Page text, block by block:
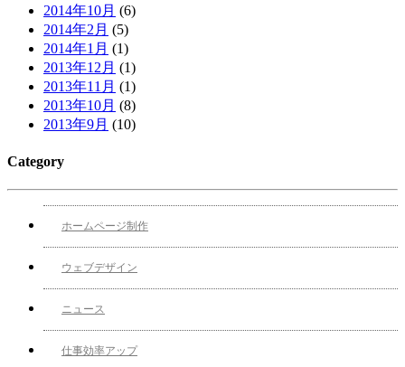
2014年10月 (6)
2014年2月 (5)
2014年1月 (1)
2013年12月 (1)
2013年11月 (1)
2013年10月 (8)
2013年9月 (10)
Category
ホームページ制作
ウェブデザイン
ニュース
仕事効率アップ